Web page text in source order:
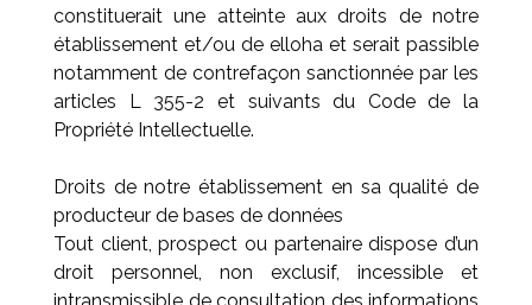
constituerait une atteinte aux droits de notre
établissement et/ou de elloha et serait passible
notamment de contrefaçon sanctionnée par les
articles L 355-2 et suivants du Code de la
Propriété Intellectuelle.
Droits de notre établissement en sa qualité de
producteur de bases de données
Tout client, prospect ou partenaire dispose d’un
droit personnel, non exclusif, incessible et